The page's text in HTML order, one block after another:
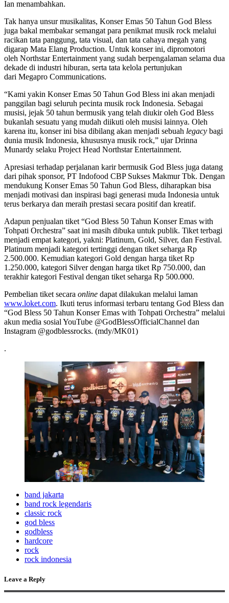
Ian menambahkan.
Tak hanya unsur musikalitas, Konser Emas 50 Tahun God Bless
juga bakal membakar semangat para penikmat musik rock melalui
racikan tata panggung, tata visual, dan tata cahaya megah yang
digarap Mata Elang Production. Untuk konser ini, dipromotori
oleh Northstar Entertainment yang sudah berpengalaman selama dua
dekade di industri hiburan, serta tata kelola pertunjukan
dari Megapro Communications.
“Kami yakin Konser Emas 50 Tahun God Bless ini akan menjadi
panggilan bagi seluruh pecinta musik rock Indonesia. Sebagai
musisi, jejak 50 tahun bermusik yang telah diukir oleh God Bless
bukanlah sesuatu yang mudah diikuti oleh musisi lainnya. Oleh
karena itu, konser ini bisa dibilang akan menjadi sebuah legacy bagi
dunia musik Indonesia, khususnya musik rock,” ujar Drinna
Munardy selaku Project Head Northstar Entertainment.
Apresiasi terhadap perjalanan karir bermusik God Bless juga datang
dari pihak sponsor, PT Indofood CBP Sukses Makmur Tbk. Dengan
mendukung Konser Emas 50 Tahun God Bless, diharapkan bisa
menjadi motivasi dan inspirasi bagi generasi muda Indonesia untuk
terus berkarya dan meraih prestasi secara positif dan kreatif.
Adapun penjualan tiket “God Bless 50 Tahun Konser Emas with
Tohpati Orchestra” saat ini masih dibuka untuk publik. Tiket terbagi
menjadi empat kategori, yakni: Platinum, Gold, Silver, dan Festival.
Platinum menjadi kategori tertinggi dengan tiket seharga Rp
2.500.000. Kemudian kategori Gold dengan harga tiket Rp
1.250.000, kategori Silver dengan harga tiket Rp 750.000, dan
terakhir kategori Festival dengan tiket seharga Rp 500.000.
Pembelian tiket secara online dapat dilakukan melalui laman
www.loket.com. Ikuti terus informasi terbaru tentang God Bless dan
“God Bless 50 Tahun Konser Emas with Tohpati Orchestra” melalui
akun media sosial YouTube @GodBlessOfficialChannel dan
Instagram @godblessrocks. (mdy/MK01)
.
band jakarta
band rock legendaris
classic rock
god bless
godbless
hardcore
rock
rock indonesia
Leave a Reply